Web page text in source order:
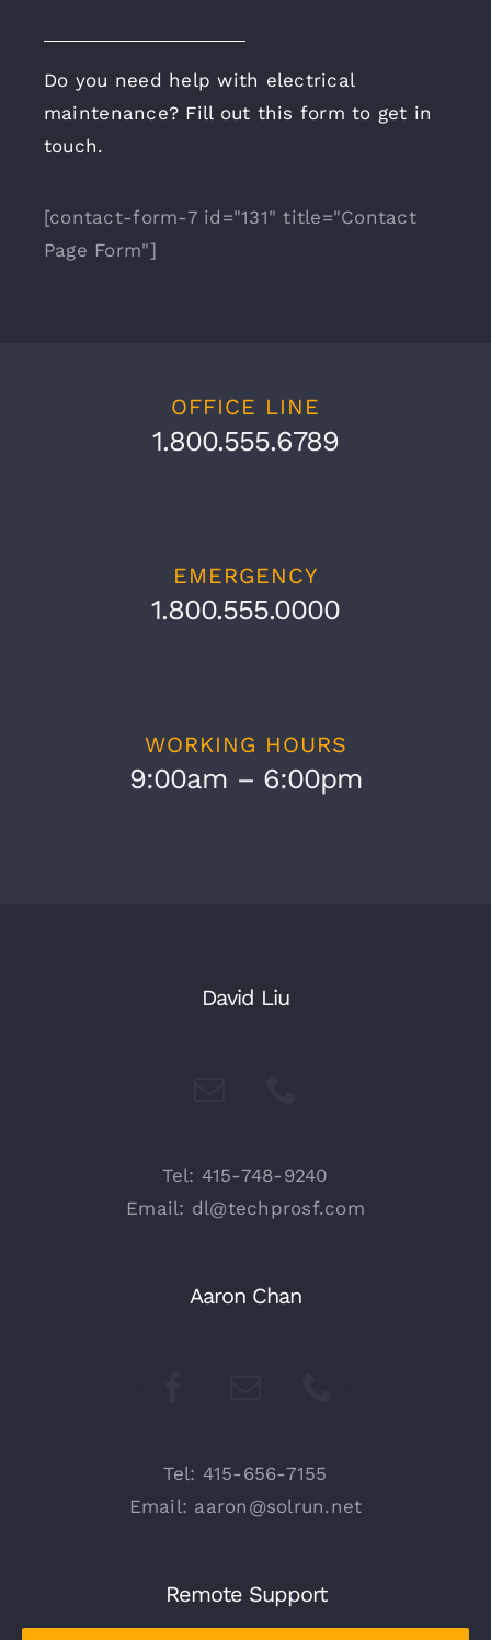
Do you need help with electrical
maintenance? Fill out this form to get in
touch.
[contact-form-7 id="131" title="Contact
Page Form"]
OFFICE LINE
1.800.555.6789
EMERGENCY
1.800.555.0000
WORKING HOURS
9:00am – 6:00pm
David Liu
Tel: 415-748-9240
Email: dl@techprosf.com
Aaron Chan
Tel: 415-656-7155
Email: aaron@solrun.net
Remote Support